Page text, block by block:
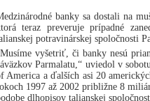
banky sa dostali na
teraz preveruje prípadné
potravinárskej spoločnosti
vyšetriť, či banky nesú
Parmalatu,“ uviedol v
America a ďalších asi 20
1997 až 2002 približne 8
dlhopisov talianskej